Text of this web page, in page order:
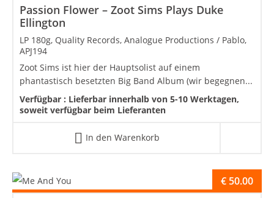
Passion Flower – Zoot Sims Plays Duke
Ellington
LP 180g, Quality Records, Analogue Productions / Pablo,
APJ194
Zoot Sims ist hier der Hauptsolist auf einem
phantastisch besetzten Big Band Album (wir begegnen...
Verfügbar : Lieferbar innerhalb von 5-10 Werktagen,
soweit verfügbar beim Lieferanten
In den Warenkorb
€ 50.00